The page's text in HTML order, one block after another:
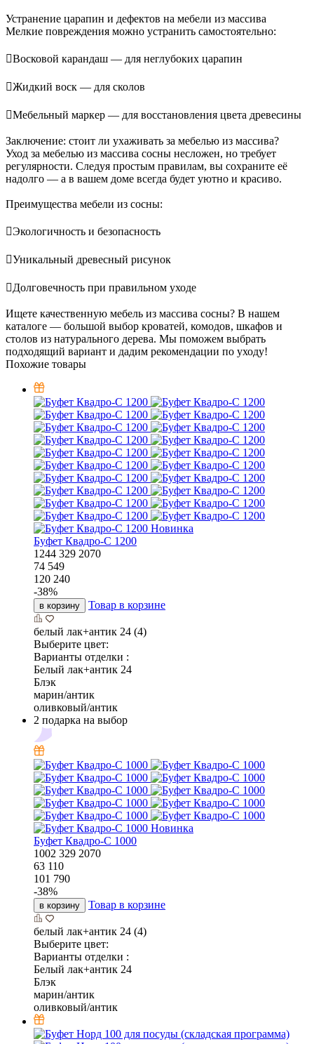
Устранение царапин и дефектов на мебели из массива
Мелкие повреждения можно устранить самостоятельно:
Восковой карандаш — для неглубоких царапин
Жидкий воск — для сколов
Мебельный маркер — для восстановления цвета древесины
Заключение: стоит ли ухаживать за мебелью из массива?
Уход за мебелью из массива сосны несложен, но требует
регулярности. Следуя простым правилам, вы сохраните её
надолго — а в вашем доме всегда будет уютно и красиво.
Преимущества мебели из сосны:
Экологичность и безопасность
Уникальный древесный рисунок
Долговечность при правильном уходе
Ищете качественную мебель из массива сосны? В нашем
каталоге — большой выбор кроватей, комодов, шкафов и
столов из натурального дерева. Мы поможем выбрать
подходящий вариант и дадим рекомендации по уходу!
Похожие товары
Новинка
Буфет Квадро-С 1200
1244 329 2070
74 549
120 240
-38%
в корзину Товар в корзине
белый лак+антик 24 (4)
Выберите цвет:
Варианты отделки :
Белый лак+антик 24
Блэк
марин/антик
оливковый/антик
2 подарка на выбор
Новинка
Буфет Квадро-С 1000
1002 329 2070
63 110
101 790
-38%
в корзину Товар в корзине
белый лак+антик 24 (4)
Выберите цвет:
Варианты отделки :
Белый лак+антик 24
Блэк
марин/антик
оливковый/антик